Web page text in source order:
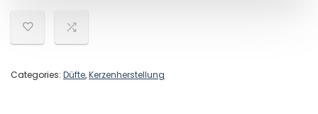
Categories: Düfte,Kerzenherstellung